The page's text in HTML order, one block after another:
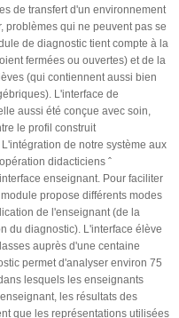
de transfert d'un environnement
problèmes qui ne peuvent pas se
de diagnostic tient compte à la
fermées ou ouvertes) et de la
(qui contiennent aussi bien
L'interface de
aussi été conçue avec soin,
le profil construit
de notre système aux
didacticiens ˆ
enseignant. Pour faciliter
propose différents modes
de l'enseignant (de la
du diagnostic). L'interface élève
auprès d'une centaine
permet d'analyser environ 75
lesquels les enseignants
les résultats des
que les représentations utilisées